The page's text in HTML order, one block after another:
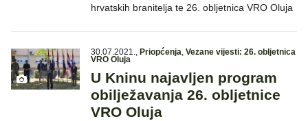
hrvatskih branitelja te 26. obljetnica VRO Oluja
30.07.2021., Priopćenja, Vezane vijesti: 26. obljetnica
VRO Oluja
U Kninu najavljen program
obilježavanja 26. obljetnice
VRO Oluja